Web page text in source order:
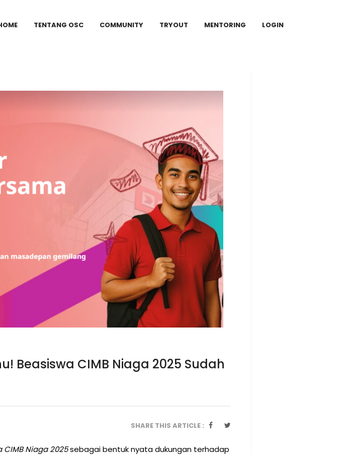
TENTANG OSC COMMUNITY TRYOUT MENTORING LOGIN
Beasiswa CIMB Niaga 2025 Sudah
SHARE THIS ARTICLE :
Niaga 2025sebagai bentuk nyata dukungan terhadap